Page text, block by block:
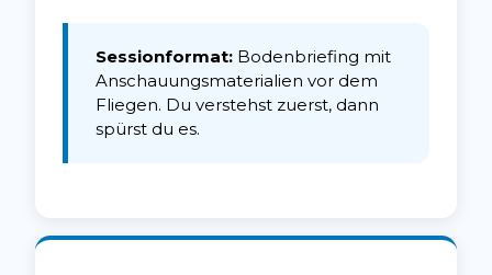
Sessionformat: Bodenbriefing mit
Anschauungsmaterialien vor dem
Fliegen. Du verstehst zuerst, dann
spürst du es.